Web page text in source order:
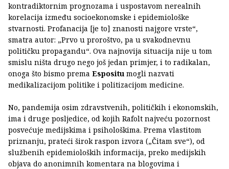
kontradiktornim prognozama i uspostavom nerealnih
korelacija između socioekonomske i epidemiološke
stvarnosti. Profanacija [je to] znanosti najgore vrste“,
smatra autor: „Prvo u proroštvo, pa u svakodnevnu
političku propagandu“. Ova najnovija situacija nije u tom
smislu ništa drugo nego još jedan primjer, i to radikalan,
onoga što bismo prema Espositu mogli nazvati
medikalizacijom politike i politizacijom medicine.
No, pandemija osim zdravstvenih, političkih i ekonomskih,
ima i druge posljedice, od kojih Rafolt najveću pozornost
posvećuje medijskima i psihološkima. Prema vlastitom
priznanju, prateći širok raspon izvora („Čitam sve“), od
službenih epidemioloških informacija, preko medijskih
objava do anonimnih komentara na blogovima i